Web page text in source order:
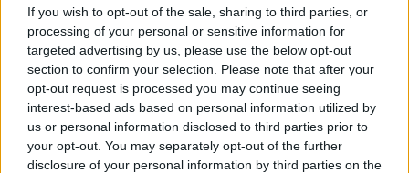
If you wish to opt-out of the sale, sharing to third parties, or
processing of your personal or sensitive information for
targeted advertising by us, please use the below opt-out
section to confirm your selection. Please note that after your
opt-out request is processed you may continue seeing
interest-based ads based on personal information utilized by
us or personal information disclosed to third parties prior to
your opt-out. You may separately opt-out of the further
disclosure of your personal information by third parties on the